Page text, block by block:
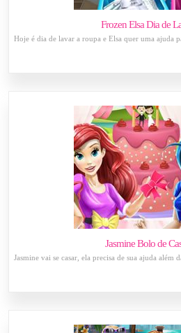
Frozen Elsa Dia de
Hoje é dia de lavar a roupa e Elsa quer uma ajuda
Jasmine Bolo de
Jasmine vai se casar, ela precisa de sua ajuda além